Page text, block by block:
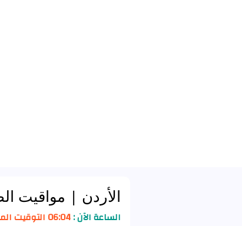
الأردن | مواقيت
الساعة الآن :06:04 التوقيت المحلي أم السماق